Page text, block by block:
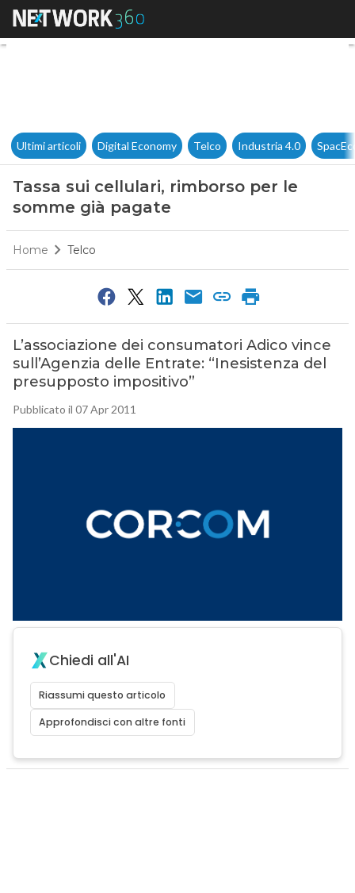
Tassa sui cellulari, rimborso
Ultimi articoli Digital Economy Telco Industria 4.0
Tassa sui cellulari, rimborso per le
somme già pagate
Home Telco
L’associazione dei consumatori Adico vince
sull’Agenzia delle Entrate: “Inesistenza del
presupposto impositivo”
Pubblicato il 07 Apr 2011
Chiedi all'AI
Riassumi questo articolo
Approfondisci con altre fonti